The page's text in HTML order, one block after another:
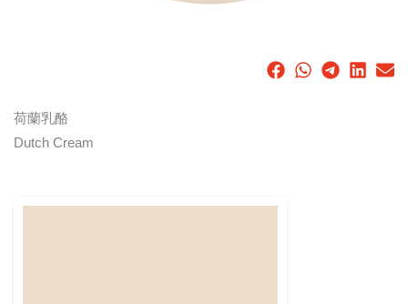
荷蘭乳酪
Dutch Cream